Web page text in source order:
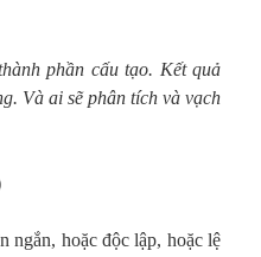
phần cấu tạo. Kết quả
Và ai sẽ phân tích và vạch
ngắn, hoặc độc lập, hoặc lệ